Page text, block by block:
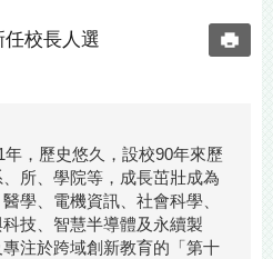
任校長人選
，歷史悠久，設校90年來歷
所、學院等，成長茁壯成為
學、電機資訊、社會科學、
技、智慧半導體及永續製
注於跨域創新教育的「第十